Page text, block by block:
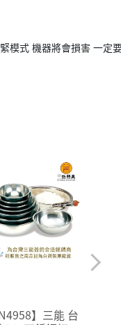
緊模式 機器將會損害 一定
】三能 台